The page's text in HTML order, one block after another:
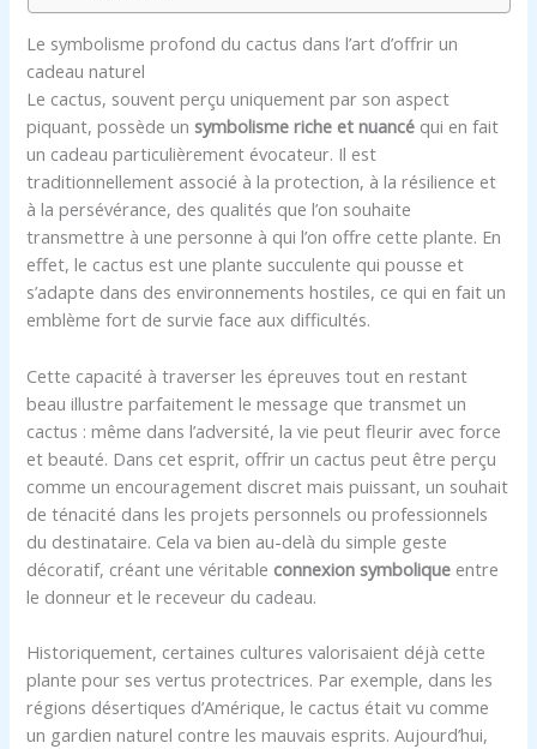
Le symbolisme profond du cactus dans l’art d’offrir un
cadeau naturel
Le cactus, souvent perçu uniquement par son aspect
piquant, possède unsymbolisme riche et nuancé qui en fait
un cadeau particulièrement évocateur. Il est
traditionnellement associé à la protection, à la résilience et
à la persévérance, des qualités que l’on souhaite
transmettre à une personne à qui l’on offre cette plante. En
effet, le cactus est une plante succulente qui pousse et
s’adapte dans des environnements hostiles, ce qui en fait un
emblème fort de survie face aux difficultés.
Cette capacité à traverser les épreuves tout en restant
beau illustre parfaitement le message que transmet un
cactus : même dans l’adversité, la vie peut fleurir avec force
et beauté. Dans cet esprit, offrir un cactus peut être perçu
comme un encouragement discret mais puissant, un souhait
de ténacité dans les projets personnels ou professionnels
du destinataire. Cela va bien au-delà du simple geste
décoratif, créant une véritable connexion symbolique entre
le donneur et le receveur du cadeau.
Historiquement, certaines cultures valorisaient déjà cette
plante pour ses vertus protectrices. Par exemple, dans les
régions désertiques d’Amérique, le cactus était vu comme
un gardien naturel contre les mauvais esprits. Aujourd’hui,